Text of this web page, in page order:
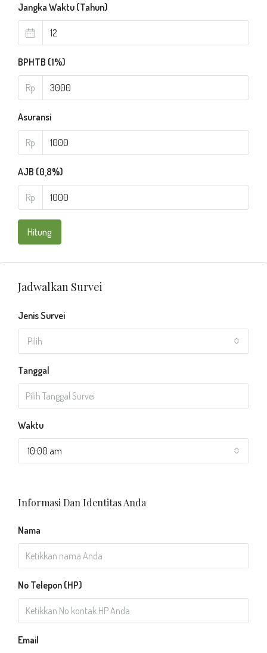
Jangka Waktu (Tahun)
BPHTB (1%)
Rp
Asuransi
Rp
AJB (0,8%)
Rp
Hitung
Jadwalkan Survei
Jenis Survei
Pilih
Tanggal
Waktu
10:00 am
Informasi Dan Identitas Anda
Nama
No Telepon (HP)
Email